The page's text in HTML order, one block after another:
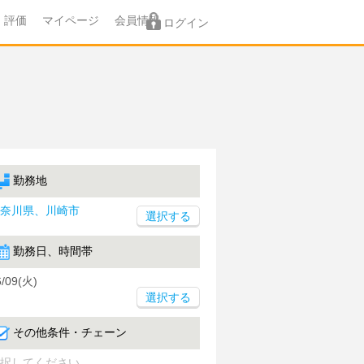
評価 マイページ 会員情報 ログイン
勤務地
川県、川崎市
勤務日、時間帯
09(火)
選択する
その他条件・チェーン